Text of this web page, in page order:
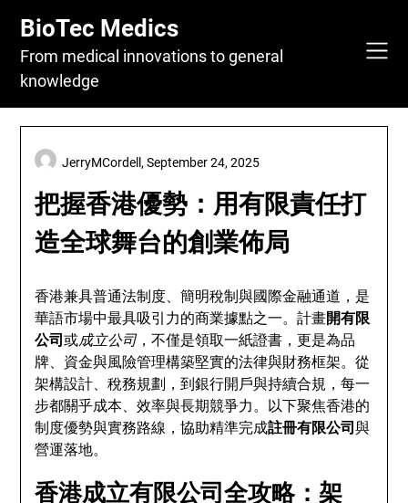
content
BioTec Medics
From medical innovations to general
knowledge
把握香港優勢：用有限責任打
造全球舞台的創業佈局
JerryMCordell,September 24, 2025
香港兼具普通法制度、簡明稅制與國際金融通道，是
華語市場中最具吸引力的商業據點之一。計畫開有限
公司或成立公司，不僅是領取一紙證書，更是為品
牌、資金與風險管理構築堅實的法律與財務框架。從
架構設計、稅務規劃，到銀行開戶與持續合規，每一
步都關乎成本、效率與長期競爭力。以下聚焦香港的
制度優勢與實務路線，協助精準完成註冊有限公司與
營運落地。
香港成立有限公司全攻略：架